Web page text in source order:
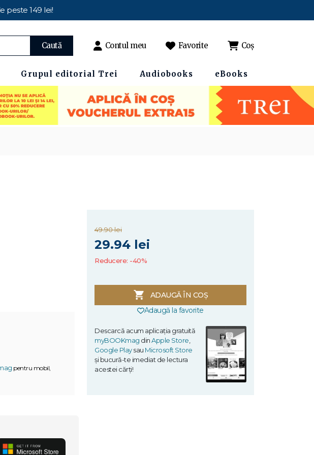
peste 149 lei!
Caută Contul meu Favorite Coș
Grupul editorial Trei Audiobooks eBooks
pentru mobil,
49.90 lei
29.94 lei
Reducere: -40%
ADAUGĂ ÎN COȘ
Adaugă la favorite
Descarcă acum aplicația gratuită
myBOOKmag dinApple Store
Google Playsau Microsoft Store
și bucură-te imediat de lectura
acestei cărți!